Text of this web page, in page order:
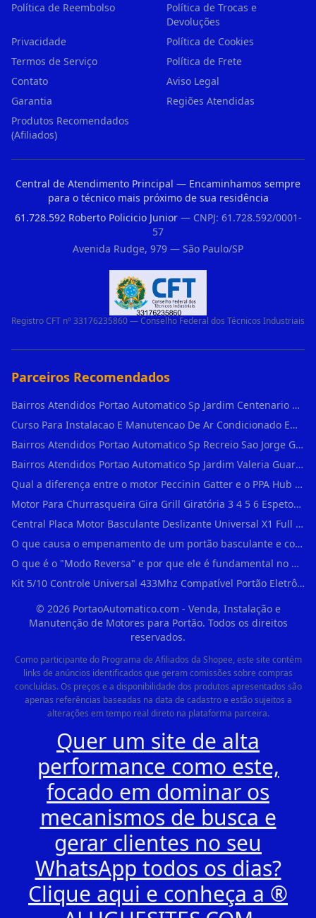
Política de Reembolso
Política de Trocas e
Devoluções
Privacidade
Política de Cookies
Termos de Serviço
Política de Frete
Contato
Aviso Legal
Garantia
Regiões Atendidas
Produtos Recomendados
(Afiliados)
Central de Atendimento Principal — Encaminhamos sempre
para o técnico mais próximo de sua residência
61.728.592 Roberto Policicio Junior— CNPJ: 61.728.592/0001-
57
Avenida Rudge, 979 — São Paulo/SP
Registro CFT nº 33176235860 — Conselho Federal dos Técnicos Industriais
Parceiros Recomendados
Bairros Atendidos Portao Automatico Sp Jardim Centenario Guarulhos Sp Motor Para Portao Automatico Eletronico
Curso Para Instalacao E Manutencao De Ar Condicionado Em Sao Paulo
Bairros Atendidos Portao Automatico Sp Recreio Sao Jorge Guarulhos Sp Motor Para Portao Automatico Eletronico
Bairros Atendidos Portao Automatico Sp Jardim Valeria Guarulhos Sp Motor Para Portao Automatico Eletronico
Qual a diferença entre o motor Peccinin Gatter e o PPA Hub em Vila Romana?
Motor Para Churrasqueira Gira Grill Giratória 3 4 5 6 Espetos Gme Maxtorque Bivo em Cidade Dutra
Central Placa Motor Basculante Deslizante Universal X1 Full Range 433mhz em Vila Prudente
O que causa o empenamento de um portão basculante e como evitar em Campo Belo?
O que é o "Modo Reversa" e por que ele é fundamental no dia a dia em Itapevi?
Kit 5/10 Controle Universal 433Mhz Compatível Portão Eletrônico Garagem Residenc em Pinheiros
© 2026PortaoAutomatico.com - Venda, Instalação e
Manutenção de Motores para Portão. Todos os direitos
reservados.
Como participante do Programa de Afiliados da Shopee, este site contém
links de anúncios identificados que geram comissões sobre compras
concluídas. Os preços e a disponibilidade dos produtos apresentados são
apenas referências baseadas na data de cadastro e estão sujeitos a
alterações em tempo real direto na plataforma parceira.
Quer um site de alta
performance como este,
focado em dominar os
mecanismos de busca e
gerar clientes no seu
WhatsApp todos os dias?
Clique aqui e conheça a ®